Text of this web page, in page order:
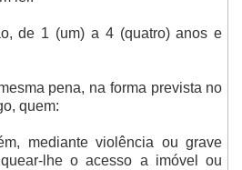
de 1 (um) a 4 (quatro) anos e
pena, na forma prevista no
quem:
mediante violência ou grave
lhe o acesso a imóvel ou